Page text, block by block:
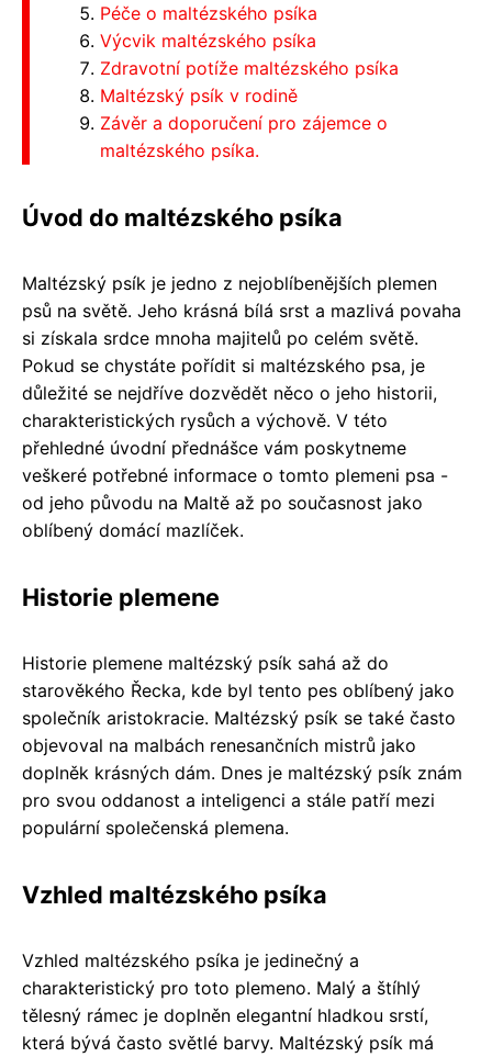
Péče o maltézského psíka
Výcvik maltézského psíka
Zdravotní potíže maltézského psíka
Maltézský psík v rodině
Závěr a doporučení pro zájemce o
maltézského psíka.
Úvod do maltézského psíka
Maltézský psík je jedno z nejoblíbenějších plemen
psů na světě. Jeho krásná bílá srst a mazlivá povaha
si získala srdce mnoha majitelů po celém světě.
Pokud se chystáte pořídit si maltézského psa, je
důležité se nejdříve dozvědět něco o jeho historii,
charakteristických rysůch a výchově. V této
přehledné úvodní přednášce vám poskytneme
veškeré potřebné informace o tomto plemeni psa -
od jeho původu na Maltě až po současnost jako
oblíbený domácí mazlíček.
Historie plemene
Historie plemene maltézský psík sahá až do
starověkého Řecka, kde byl tento pes oblíbený jako
společník aristokracie. Maltézský psík se také často
objevoval na malbách renesančních mistrů jako
doplněk krásných dám. Dnes je maltézský psík znám
pro svou oddanost a inteligenci a stále patří mezi
populární společenská plemena.
Vzhled maltézského psíka
Vzhled maltézského psíka je jedinečný a
charakteristický pro toto plemeno. Malý a štíhlý
tělesný rámec je doplněn elegantní hladkou srstí,
která bývá často světlé barvy. Maltézský psík má